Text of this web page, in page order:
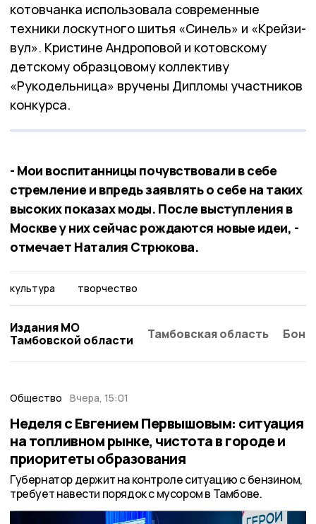
котовчанка использовала современные
техники лоскутного шитья «Синель» и «Крейзи-
вул». Кристине Андроповой и котовскому
детскому образцовому коллективу
«Рукодельница» вручены Дипломы участников
конкурса.
- Мои воспитанницы почувствовали в себе
стремление и впредь заявлять о себе на таких
высоких показах моды. После выступления в
Москве у них сейчас рождаются новые идеи, -
отмечает Наталия Стрюкова.
культура творчество
Издания МО
Тамбовской области
Тамбовская область
Общество Вчера, 15:01
Неделя с Евгением Первышовым: ситуация
на топливном рынке, чистота в городе и
приоритеты образования
Губернатор держит на контроле ситуацию с бензином,
требует навести порядок с мусором в Тамбове.